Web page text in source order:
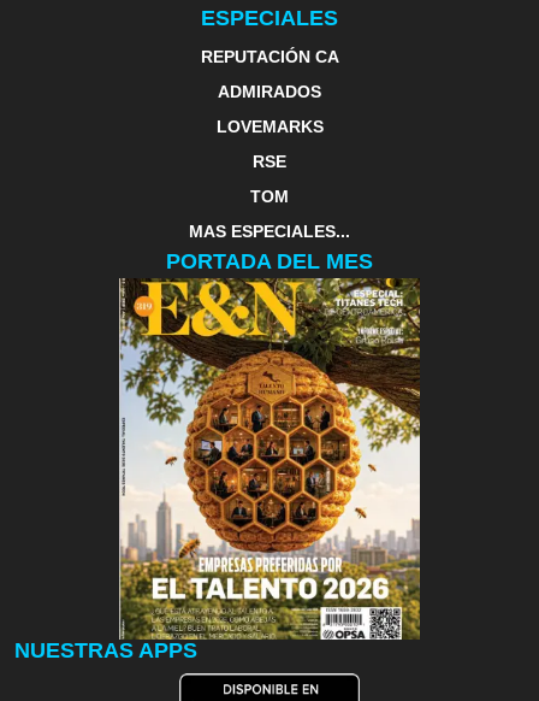
ESPECIALES
REPUTACIÓN CA
ADMIRADOS
LOVEMARKS
RSE
TOM
MAS ESPECIALES...
PORTADA DEL MES
NUESTRAS APPS